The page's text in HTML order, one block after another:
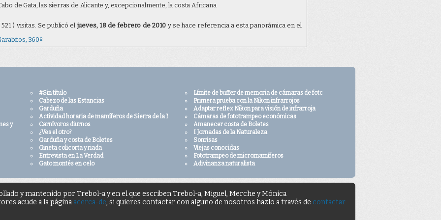
de Gata, las sierras de Alicante y, excepcionalmente, la costa Africana
) visitas. Se publicó el jueves, 18 de febrero de 2010 y se hace referencia a esta panorámica en el
360º
en tu web puedes usar el siguiente código para hacerlo. Las condiciones de derechos de autor
cada página (
y aplausos
#Sin título
Cabezo de las Estancias
Garduña
Actividad horaria de mamíferos de Sierra de la Muela y Cabo Tiñoso
Carnívoros diurnos
¿Ves el otro?
Garduña y costa de Boletes
Gineta colicorta y riada
Entrevista en La Verdad
Gato montés en celo
Límite de buffer de memoria de cámaras de fototrampeo
Primera prueba con la Nikon infrarrojos
Adaptar reflex Nikon para visión de infrarroja
Cámaras de fototrampeo económicas
Amanecer costa de Boletes
I Jornadas de la Naturaleza
Sonrisas
Viejas conocidas
Fototrampeo de micromamíferos
Adivinanza naturalista
y mantenido por Trebol-a y en el que escriben Trebol-a, Miguel, Merche y Mónica
acude a la página acerca-de, si quieres contactar con alguno de nosotros hazlo a través de contactar